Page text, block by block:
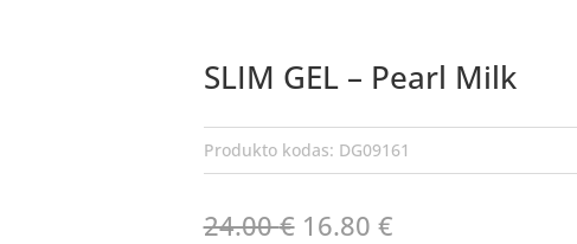
SLIM GEL – Pearl Milk
Produkto kodas: DG09161
24.00€ Original
16.80 €Current